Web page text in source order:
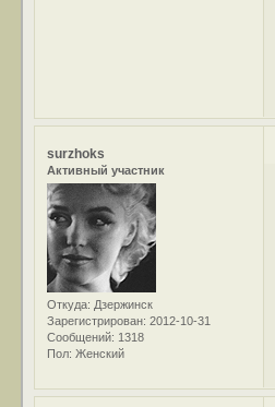
surzhoks
Активный участник
Откуда: Дзержинск
Зарегистрирован: 2012-10-31
Сообщений: 1318
Пол: Женский